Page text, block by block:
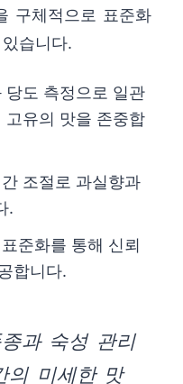
구체적으로 표준화
습니다.
당도 측정으로 일관
고유의 맛을 존중합
조절로 과실향과
.
준화를 통해 신뢰
합니다.
과 숙성 관리
의 미세한 맛